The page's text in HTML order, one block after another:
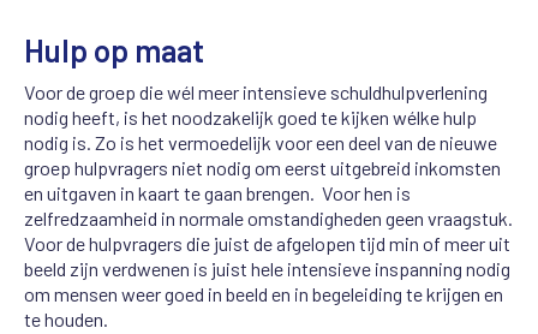
Hulp op maat
Voor de groep die wél meer intensieve schuldhulpverlening
nodig heeft, is het noodzakelijk goed te kijken wélke hulp
nodig is. Zo is het vermoedelijk voor een deel van de nieuwe
groep hulpvragers niet nodig om eerst uitgebreid inkomsten
en uitgaven in kaart te gaan brengen. Voor hen is
zelfredzaamheid in normale omstandigheden geen vraagstuk.
Voor de hulpvragers die juist de afgelopen tijd min of meer uit
beeld zijn verdwenen is juist hele intensieve inspanning nodig
om mensen weer goed in beeld en in begeleiding te krijgen en
te houden.